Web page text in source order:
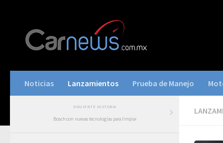
Noticias Lanzamientos Prueba de Manejo
SIGUIENTE HISTORIA
Bosch con nuevas tecnologías para limpiar